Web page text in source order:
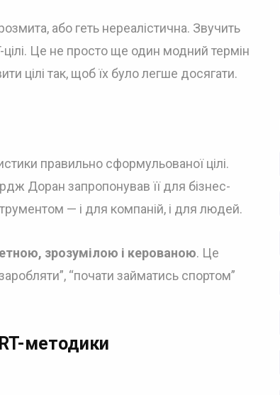
або геть нереалістична. Звучить
Це не просто ще один модний термін
цілі так, щоб їх було легше досягати.
правильно сформульованої цілі.
Доран запропонував її для бізнес-
— і для компаній, і для людей.
зрозумілою і керованою. Це
“почати займатись спортом”
методики